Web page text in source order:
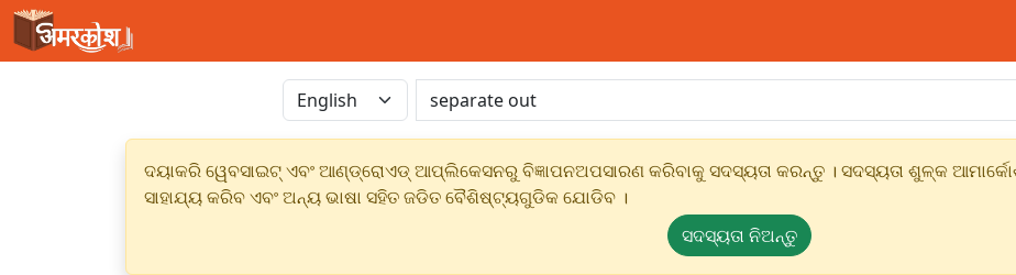
ଦୟାକରି ୱେବସାଇଟ୍ ଏବଂ ଆଣ୍ଡ୍ରୋଏଡ୍ ଆପ୍ଲିକେସନରୁ ବିଜ୍ଞାପନଅପସାରଣ କରିବାକୁ ସଦସ୍ୟତା କରନ୍ତୁ । ସଦସ୍ୟତା ଶୁଳ୍କ
ସାହାଯ୍ୟ କରିବ ଏବଂ ଅନ୍ୟ ଭାଷା ସହିତ ଜଡିତ ବୈଶିଷ୍ଟ୍ୟଗୁଡିକ ଯୋଡିବ ।
ସଦସ୍ୟତା ନିଅନ୍ତୁ